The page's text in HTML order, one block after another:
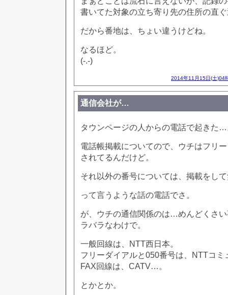
書いてた対象の立ち寄り先の住所の直
だから番地は、ちょい違うけどね。
なるほど。
(-.-)
2014年11月15日(土)04
通信会社が…
タウンページの人からの電話で起きた
電話帳掲載についてので、ウチはフリ
されてるんだけど。
それ以外の番号については、掲載をし
って言うような話の電話でさ。
が、ウチの通信関係のは…めんどくさ
ラバラなわけで。
一般回線は、NTT西日本。
フリーダイアルと050番号は、NTTコミ
FAX回線は、CATV…。
とかとか。